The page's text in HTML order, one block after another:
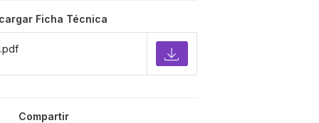
Ficha Técnica
Compartir